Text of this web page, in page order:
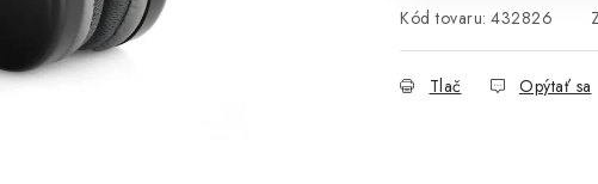
Kód tovaru: 432826
Tlač Opýtať sa